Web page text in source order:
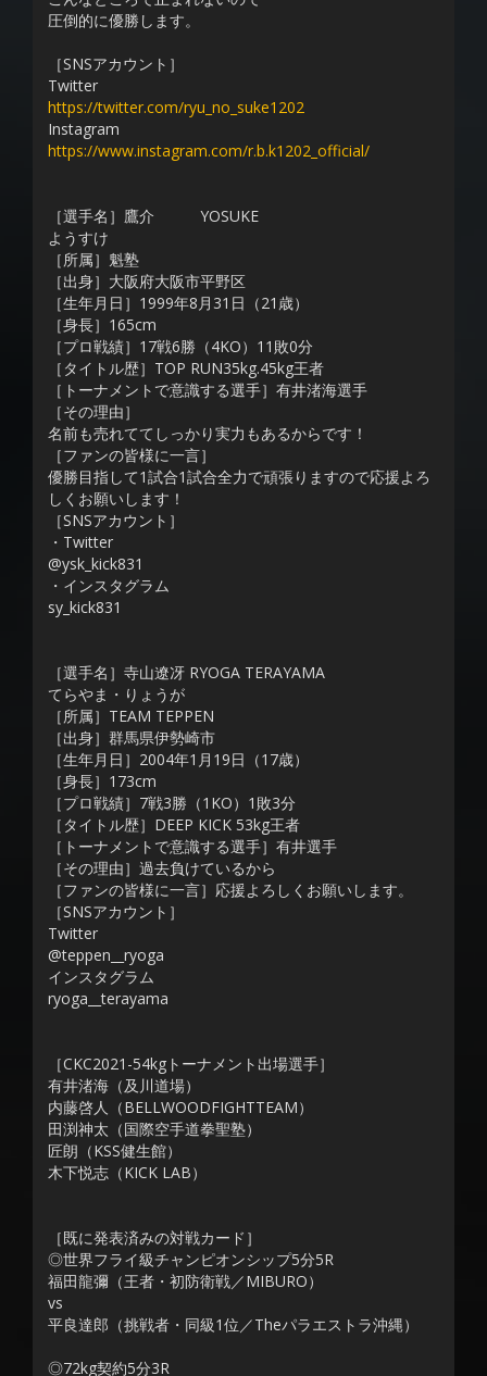
圧倒的に優勝します。
［SNSアカウント］
Twitter
https://twitter.com/ryu_no_suke1202
Instagram
https://www.instagram.com/r.b.k1202_official/
［選手名］鷹介 YOSUKE
ようすけ
［所属］魁塾
［出身］大阪府大阪市平野区
［生年月日］1999年8月31日（21歳）
［身長］165cm
［プロ戦績］17戦6勝（4KO）11敗0分
［タイトル歴］TOP RUN35kg.45kg王者
［トーナメントで意識する選手］有井渚海選手
［その理由］
名前も売れててしっかり実力もあるからです！
［ファンの皆様に一言］
優勝目指して1試合1試合全力で頑張りますので応援よろ
しくお願いします！
［SNSアカウント］
・Twitter
@ysk_kick831
・インスタグラム
sy_kick831
［選手名］寺山遼冴 RYOGA TERAYAMA
てらやま・りょうが
［所属］TEAM TEPPEN
［出身］群馬県伊勢崎市
［生年月日］2004年1月19日（17歳）
［身長］173cm
［プロ戦績］7戦3勝（1KO）1敗3分
［タイトル歴］DEEP KICK 53kg王者
［トーナメントで意識する選手］有井選手
［その理由］過去負けているから
［ファンの皆様に一言］応援よろしくお願いします。
［SNSアカウント］
Twitter
@teppen__ryoga
インスタグラム
ryoga__terayama
［CKC2021-54kgトーナメント出場選手］
有井渚海（及川道場）
内藤啓人（BELLWOODFIGHTTEAM）
田渕神太（国際空手道拳聖塾）
匠朗（KSS健生館）
木下悦志（KICK LAB）
［既に発表済みの対戦カード］
◎世界フライ級チャンピオンシップ5分5R
福田龍彌（王者・初防衛戦／MIBURO）
vs
平良達郎（挑戦者・同級1位／Theパラエストラ沖縄）
◎72kg契約5分3R